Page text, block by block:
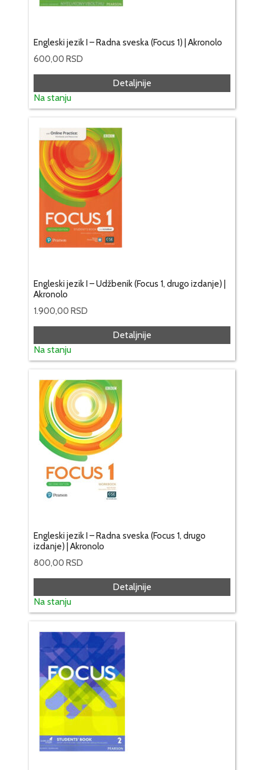
Engleski jezik I – Radna sveska (Focus 1) | Akronolo
600,00 RSD
Detaljnije
Na stanju
Engleski jezik I – Udžbenik (Focus 1, drugo izdanje) |
Akronolo
1.900,00 RSD
Detaljnije
Na stanju
Engleski jezik I – Radna sveska (Focus 1, drugo
izdanje) | Akronolo
800,00 RSD
Detaljnije
Na stanju